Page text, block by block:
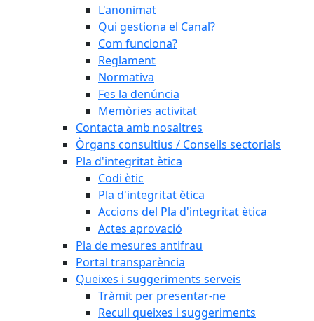
L'anonimat
Qui gestiona el Canal?
Com funciona?
Reglament
Normativa
Fes la denúncia
Memòries activitat
Contacta amb nosaltres
Òrgans consultius / Consells sectorials
Pla d'integritat ètica
Codi ètic
Pla d'integritat ètica
Accions del Pla d'integritat ètica
Actes aprovació
Pla de mesures antifrau
Portal transparència
Queixes i suggeriments serveis
Tràmit per presentar-ne
Recull queixes i suggeriments